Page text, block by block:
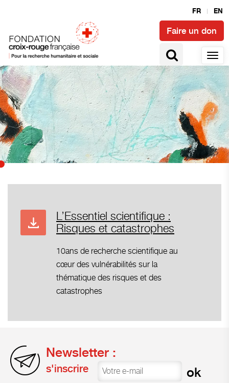
FR EN
Faire un don
L’Essentiel scientifique :
Risques et catastrophes
10ans de recherche scientifique au
cœur des vulnérabilités sur la
thématique des risques et des
catastrophes
Newsletter :
s'inscrire